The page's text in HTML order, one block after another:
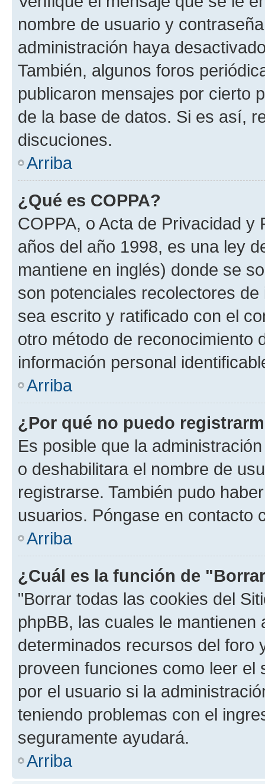
nombre de usuario y
administración haya
También, algunos foros
publicaron mensajes por cierto
de la base de datos. Si es así,
discuciones.
Arriba
¿Qué es COPPA?
COPPA, o Acta de Privacidad
años del año 1998, es una ley
mantiene en inglés) donde se
son potenciales recolectores
sea escrito y ratificado con el
otro método de reconocimiento
información personal
Arriba
¿Por qué no puedo
Es posible que la
o deshabilitara el nombre de
registrarse. También pudo
usuarios. Póngase en contacto
Arriba
¿Cuál es la función de
"Borrar todas las cookies del
phpBB, las cuales le
determinados recursos del foro
proveen funciones como leer el
por el usuario si la
teniendo problemas con el
seguramente ayudará.
Arriba